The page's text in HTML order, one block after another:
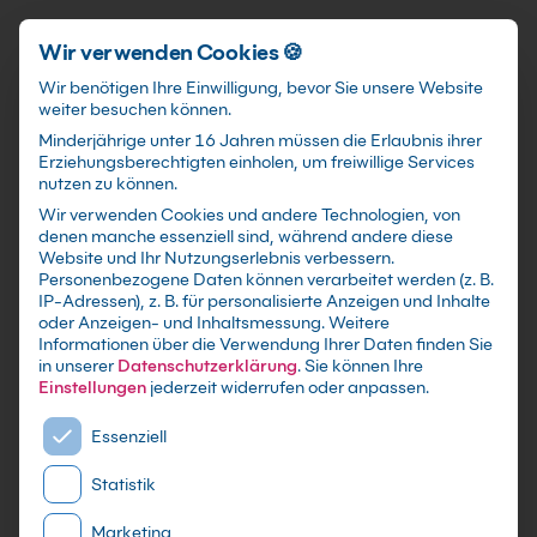
Schnellzugriff
Microsoft 365 Grundlagen
- Cloud-basiertes Arbeiten
Kurs
mit Zertifikat als Live Online Training,
Präsenzseminar in IT-Schulungszentren sowie
maßgeschneiderte Firmen- oder Inhouse-
Schulung für dein Team - Lerne und erweitere
dein Microsoft 365 Wissen
Wir verwenden Cookies 🍪
Wir benötigen Ihre Einwilligung, bevor Sie unsere Website
weiter besuchen können.
Minderjährige unter 16 Jahren müssen die Erlaubnis ihrer
Erziehungsberechtigten einholen, um freiwillige Services
nutzen zu können.
Wir verwenden Cookies und andere Technologien, von
denen manche essenziell sind, während andere diese
Website und Ihr Nutzungserlebnis verbessern.
Personenbezogene Daten können verarbeitet werden (z. B.
IP-Adressen), z. B. für personalisierte Anzeigen und Inhalte
oder Anzeigen- und Inhaltsmessung.Weitere
Informationen über die Verwendung Ihrer Daten finden Sie
in unserer Datenschutzerklärung.Sie können Ihre
Einstellungen jederzeit widerrufen oder anpassen.
Es folgt eine Liste der Service-Gruppen, für die eine
Essenziell
Statistik
Marketing